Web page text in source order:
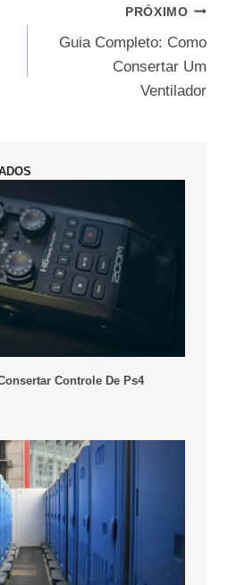
PRÓXIMO
Guia Completo: Como
Consertar Um
Ventilador
Controle De Ps4